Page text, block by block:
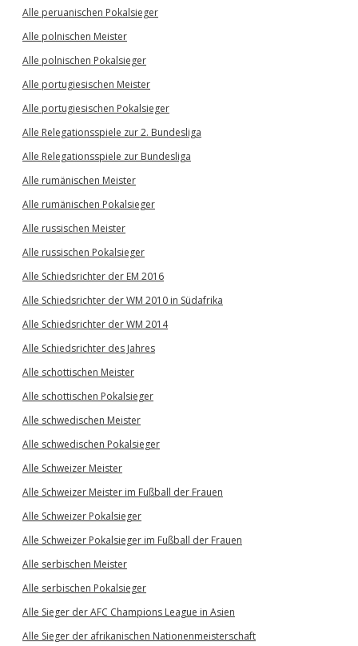
Alle peruanischen Pokalsieger
Alle polnischen Meister
Alle polnischen Pokalsieger
Alle portugiesischen Meister
Alle portugiesischen Pokalsieger
Alle Relegationsspiele zur 2. Bundesliga
Alle Relegationsspiele zur Bundesliga
Alle rumänischen Meister
Alle rumänischen Pokalsieger
Alle russischen Meister
Alle russischen Pokalsieger
Alle Schiedsrichter der EM 2016
Alle Schiedsrichter der WM 2010 in Südafrika
Alle Schiedsrichter der WM 2014
Alle Schiedsrichter des Jahres
Alle schottischen Meister
Alle schottischen Pokalsieger
Alle schwedischen Meister
Alle schwedischen Pokalsieger
Alle Schweizer Meister
Alle Schweizer Meister im Fußball der Frauen
Alle Schweizer Pokalsieger
Alle Schweizer Pokalsieger im Fußball der Frauen
Alle serbischen Meister
Alle serbischen Pokalsieger
Alle Sieger der AFC Champions League in Asien
Alle Sieger der afrikanischen Nationenmeisterschaft